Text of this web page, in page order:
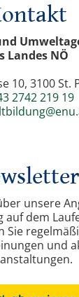
Landes NÖ
10, 3100 St.
2742 219 19
unsere
auf dem
Sie
und